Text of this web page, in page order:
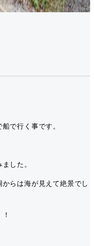
で行く事です。
した。
らは海が見えて絶景でし